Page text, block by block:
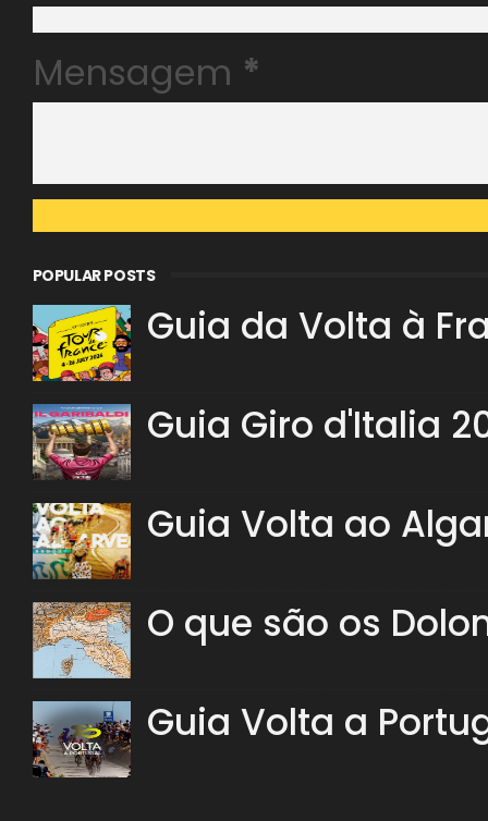
Mensagem *
POPULAR POSTS
Guia da Volta à
Guia Giro d'Italia
Guia Volta ao
O que são os
Guia Volta a